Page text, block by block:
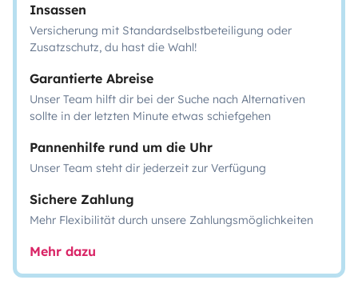
Insassen
Versicherung mit Standardselbstbeteiligung oder
Zusatzschutz, du hast die Wahl!
Garantierte Abreise
Unser Team hilft dir bei der Suche nach Alternativen
sollte in der letzten Minute etwas schiefgehen
Pannenhilfe rund um die Uhr
Unser Team steht dir jederzeit zur Verfügung
Sichere Zahlung
Mehr Flexibilität durch unsere Zahlungsmöglichkeiten
Mehr dazu